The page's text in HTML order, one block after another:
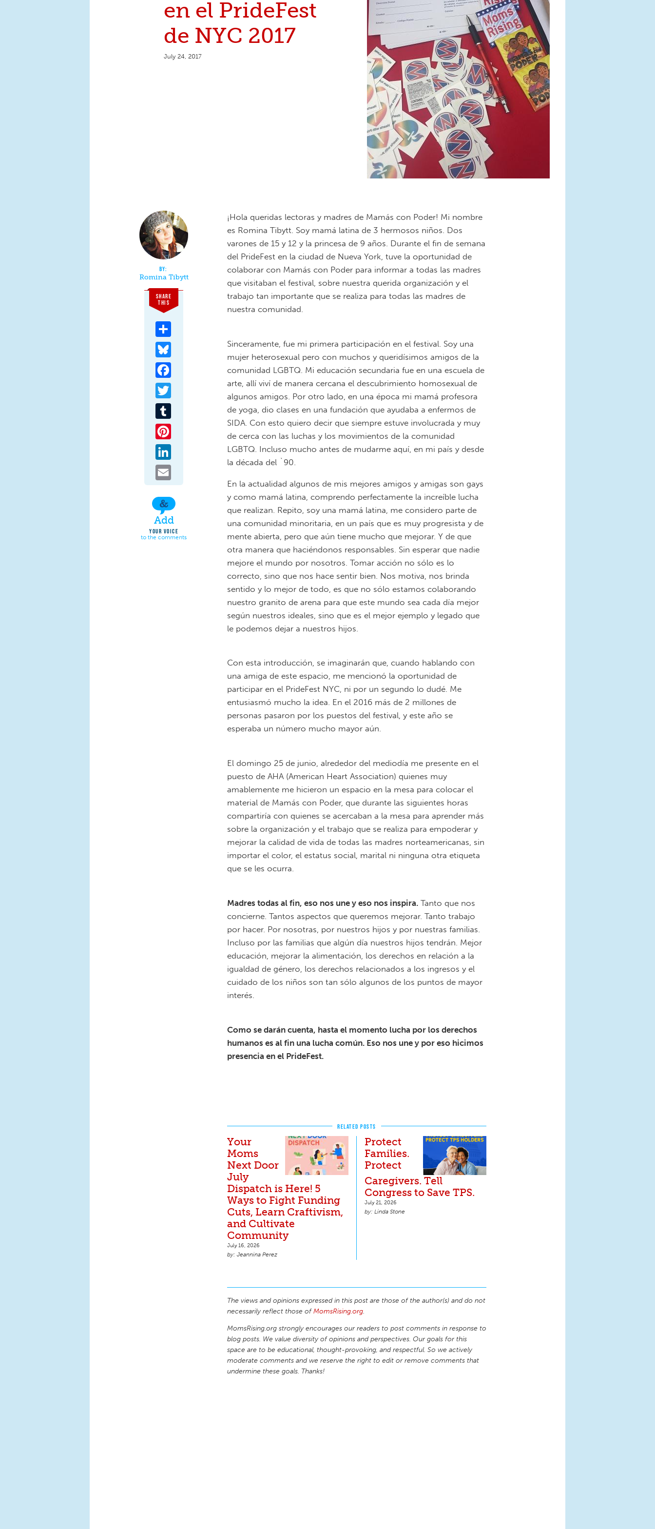
en el PrideFest
de NYC 2017
July 24, 2017
Romina Tibytt
SHARE
THIS
Add
YOUR VOICE
to the comments
¡Hola queridas lectoras y madres de Mamás con Poder! Mi nombre
es Romina Tibytt. Soy mamá latina de 3 hermosos niños. Dos
varones de 15 y 12 y la princesa de 9 años. Durante el fin de semana
del PrideFest en la ciudad de Nueva York, tuve la oportunidad de
colaborar con Mamás con Poder para informar a todas las madres
que visitaban el festival, sobre nuestra querida organización y el
trabajo tan importante que se realiza para todas las madres de
nuestra comunidad.
Sinceramente, fue mi primera participación en el festival. Soy una
mujer heterosexual pero con muchos y queridísimos amigos de la
comunidad LGBTQ. Mi educación secundaria fue en una escuela de
arte, allí viví de manera cercana el descubrimiento homosexual de
algunos amigos. Por otro lado, en una época mi mamá profesora
de yoga, dio clases en una fundación que ayudaba a enfermos de
SIDA. Con esto quiero decir que siempre estuve involucrada y muy
de cerca con las luchas y los movimientos de la comunidad
LGBTQ. Incluso mucho antes de mudarme aquí, en mi país y desde
la década del `90.
En la actualidad algunos de mis mejores amigos y amigas son gays
y como mamá latina, comprendo perfectamente la increíble lucha
que realizan. Repito, soy una mamá latina, me considero parte de
una comunidad minoritaria, en un país que es muy progresista y de
mente abierta, pero que aún tiene mucho que mejorar. Y de que
otra manera que haciéndonos responsables. Sin esperar que nadie
mejore el mundo por nosotros. Tomar acción no sólo es lo
correcto, sino que nos hace sentir bien. Nos motiva, nos brinda
sentido y lo mejor de todo, es que no sólo estamos colaborando
nuestro granito de arena para que este mundo sea cada día mejor
según nuestros ideales, sino que es el mejor ejemplo y legado que
le podemos dejar a nuestros hijos.
Table(1a).jpg
Con esta introducción, se imaginarán que, cuando hablando con
una amiga de este espacio, me mencionó la oportunidad de
participar en el PrideFest NYC, ni por un segundo lo dudé. Me
entusiasmó mucho la idea. En el 2016 más de 2 millones de
personas pasaron por los puestos del festival, y este año se
esperaba un número mucho mayor aún.
El domingo 25 de junio, alrededor del mediodía me presente en el
puesto de AHA (American Heart Association) quienes muy
amablemente me hicieron un espacio en la mesa para colocar el
material de Mamás con Poder, que durante las siguientes horas
compartiría con quienes se acercaban a la mesa para aprender más
sobre la organización y el trabajo que se realiza para empoderar y
mejorar la calidad de vida de todas las madres norteamericanas, sin
importar el color, el estatus social, marital ni ninguna otra etiqueta
que se les ocurra.
Table(3a).jpg
Madres todas al fin, eso nos une y eso nos inspira. Tanto que nos
concierne. Tantos aspectos que queremos mejorar. Tanto trabajo
por hacer. Por nosotras, por nuestros hijos y por nuestras familias.
Incluso por las familias que algún día nuestros hijos tendrán. Mejor
educación, mejorar la alimentación, los derechos en relación a la
igualdad de género, los derechos relacionados a los ingresos y el
cuidado de los niños son tan sólo algunos de los puntos de mayor
interés.
Table(1a).jpg
Como se darán cuenta, hasta el momento lucha por los derechos
humanos es al fin una lucha común. Eso nos une y por eso hicimos
presencia en el PrideFest.
RELATED POSTS
Your
Moms
Next Door
July
Dispatch is Here! 5
Ways to Fight Funding
Cuts, Learn Craftivism,
and Cultivate
Community
July 16, 2026
Jeannina Perez
Protect
Families.
Protect
Caregivers. Tell
Congress to Save TPS.
July 21, 2026
Linda Stone
The views and opinions expressed in this post are those of the author(s) and do not
necessarily reflect those ofMomsRising.org.
MomsRising.org strongly encourages our readers to post comments in response to
blog posts. We value diversity of opinions and perspectives. Our goals for this
space are to be educational, thought-provoking, and respectful. So we actively
moderate comments and we reserve the right to edit or remove comments that
undermine these goals. Thanks!